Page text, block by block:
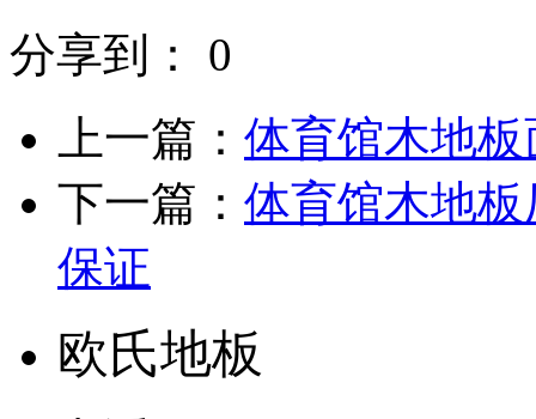
分享到： 0
上一篇： 体育馆木地
下一篇： 体育馆木地
保证
欧氏地板